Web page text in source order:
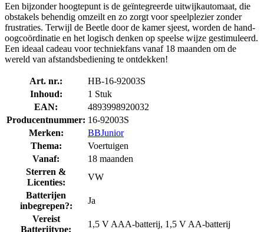
Een bijzonder hoogtepunt is de geïntegreerde uitwijkautomaat, die
obstakels behendig omzeilt en zo zorgt voor speelplezier zonder
frustraties. Terwijl de Beetle door de kamer sjeest, worden de hand-
oogcoördinatie en het logisch denken op speelse wijze gestimuleerd.
Een ideaal cadeau voor techniekfans vanaf 18 maanden om de
wereld van afstandsbediening te ontdekken!
Art. nr.:
HB-16-92003S
Inhoud:
1 Stuk
EAN:
4893998920032
Producentnummer: 16-92003S
Merken:
BBJunior
Thema:
Voertuigen
Vanaf:
18 maanden
Sterren &
Licenties:
VW
Batterijen
inbegrepen?:
Ja
Vereist
Batterijtype:
1,5 V AAA-batterij, 1,5 V AA-batterij